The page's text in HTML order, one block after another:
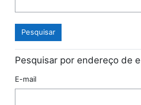
Pesquisar por endereço de
E-mail